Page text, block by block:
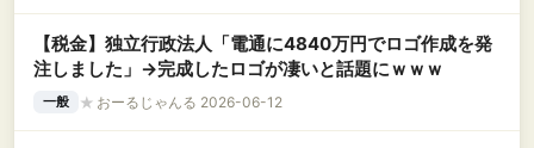
【税金】独立行政法人「電通に4840万円でロゴ作成を発
注しました」→完成したロゴが凄いと話題にｗｗｗ
一般 ★ おーるじゃんる 2026-06-12